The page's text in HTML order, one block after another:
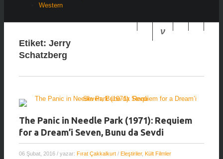
Western
Etiket: Jerry
Schatzberg
The Panic in Needle Park (1971): Requiem
for a Dream’i Seven, Bunu da Sevdi
06 Şubat, 2016 / yazar: Fırat Çakkalkurt / Eleştiriler, Kült Filmler